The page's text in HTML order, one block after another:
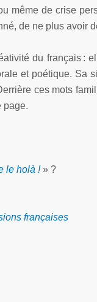
même de crise
de ne plus avoir
du français :
et poétique. Sa
ces mots
page.
le holà !» ?
françaises